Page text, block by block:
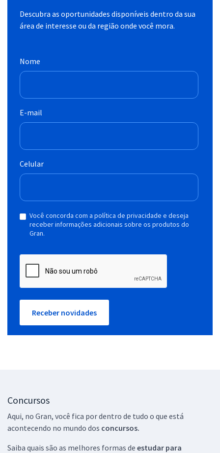
Descubra as oportunidades disponíveis dentro da sua
área de interesse ou da região onde você mora.
Nome
E-mail
Celular
Você concorda com a política de privacidade e deseja
receber informações adicionais sobre os produtos do
Gran.
Receber novidades
Concursos
Aqui, no Gran, você fica por dentro de tudo o que está
acontecendo no mundo dos concursos.
Saiba quais são as melhores formas de estudar para